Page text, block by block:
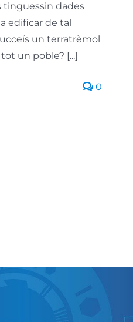
tinguessin dades
edificar de tal
un terratrèmol
un poble? [...]
0